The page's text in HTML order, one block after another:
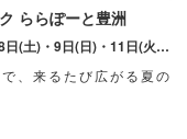
ららぽーと豊洲
2026/08/08(土) ～ 08/16(日) ※盆踊り開催日は8月8日(土)・9日(日)・11日(火・祝)・15日(土)・16日(日)のみ。 ※縁日およびキッチンカーについては期間中の全日程営業予定。 ※開催コンテンツは日によって異なります。
、来るたび広がる夏の